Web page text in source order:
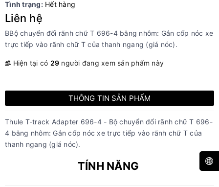
Tình trạng: Hết hàng
Liên hệ
BBộ chuyển đổi rãnh chữ T 696-4 bằng nhôm: Gắn cốp nóc xe
trực tiếp vào rãnh chữ T của thanh ngang (giá nóc).
Hiện tại có 29 người đang xem sản phẩm này
THÔNG TIN SẢN PHẨM
Thule T-track Adapter 696-4 - Bộ chuyển đổi rãnh chữ T 696-
4 bằng nhôm: Gắn cốp nóc xe trực tiếp vào rãnh chữ T của
thanh ngang (giá nóc).
TÍNH NĂNG